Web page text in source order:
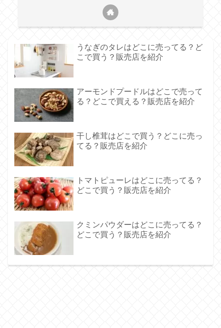
うなぎのタレはどこに売ってる？ど
こで買う？販売店を紹介
アーモンドプードルはどこで売って
る？どこで買える？販売店を紹介
干し椎茸はどこで買う？どこに売っ
てる？販売店を紹介
トマトピューレはどこに売ってる？
どこで買う？販売店を紹介
クミンパウダーはどこに売ってる？
どこで買う？販売店を紹介